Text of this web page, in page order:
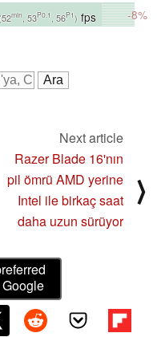
min , 53P0.1 , 56P1) fps -8%
Next article
Razer Blade 16'nın
pil ömrü AMD yerine
Intel ile birkaç saat
daha uzun sürüyor
⟩